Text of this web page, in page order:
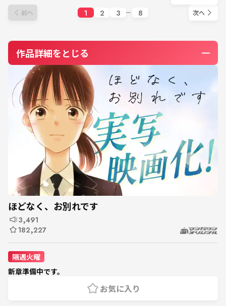
前へ 1 2 3 8 次へ
作品詳細をとじる
ほどなく、お別れです
3,491
182,227
隔週火曜
新章準備中です。
お気に入り